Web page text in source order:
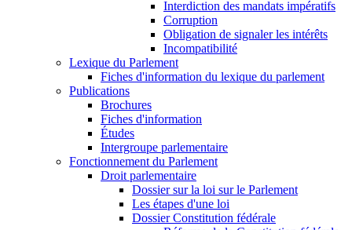
Interdiction des mandats impératifs
Corruption
Obligation de signaler les intérêts
Incompatibilité
Lexique du Parlement
Fiches d'information du lexique du parlement
Publications
Brochures
Fiches d'information
Études
Intergroupe parlementaire
Fonctionnement du Parlement
Droit parlementaire
Dossier sur la loi sur le Parlement
Les étapes d'une loi
Dossier Constitution fédérale